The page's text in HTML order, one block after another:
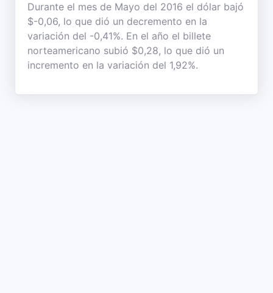
Durante el mes de Mayo del 2016 el dólar bajó
$-0,06, lo que dió un decremento en la
variación del -0,41%. En el año el billete
norteamericano subió $0,28, lo que dió un
incremento en la variación del 1,92%.